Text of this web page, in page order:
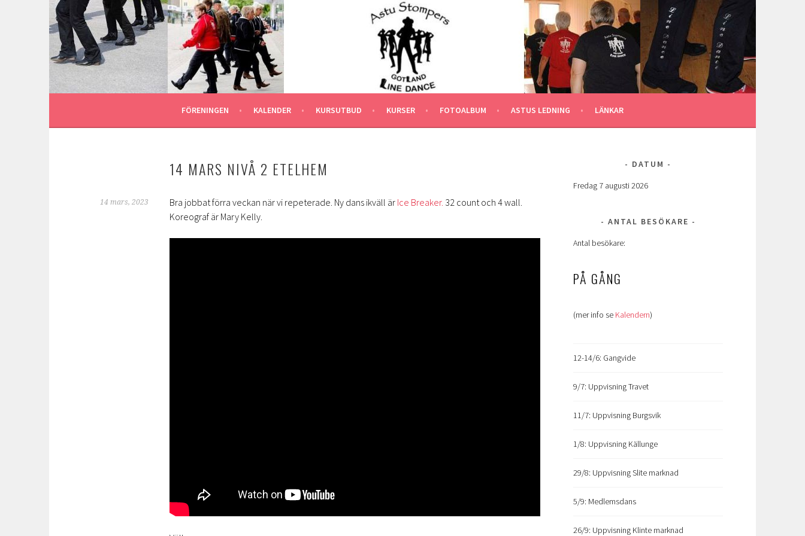
Gå
till
innehåll ASTU STOMPERS
GOTLAND LINEDANCE MEDLEMSSIDA
FÖRENINGEN KALENDER KURSUTBUD KURSER FOTOALBUM ASTUS LEDNING LÄNKAR
14 MARS NIVÅ 2 ETELHEM
14 mars, 2023 Bra jobbat förra veckan när vi repeterade. Ny dans ikväll är Ice Breaker. 32 count och 4 wall.
Koreograf är Mary Kelly.
DATUM
Fredag 7 augusti 2026
ANTAL BESÖKARE
Antal besökare:
PÅ GÅNG
(mer info se Kalendern)
12-14/6: Gangvide
9/7: Uppvisning Travet
11/7: Uppvisning Burgsvik
1/8: Uppvisning Källunge
29/8: Uppvisning Slite marknad
5/9: Medlemsdans
26/9: Uppvisning Klinte marknad